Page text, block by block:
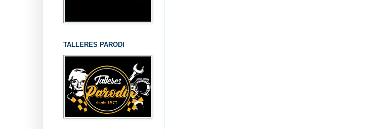
TALLERES PARODI